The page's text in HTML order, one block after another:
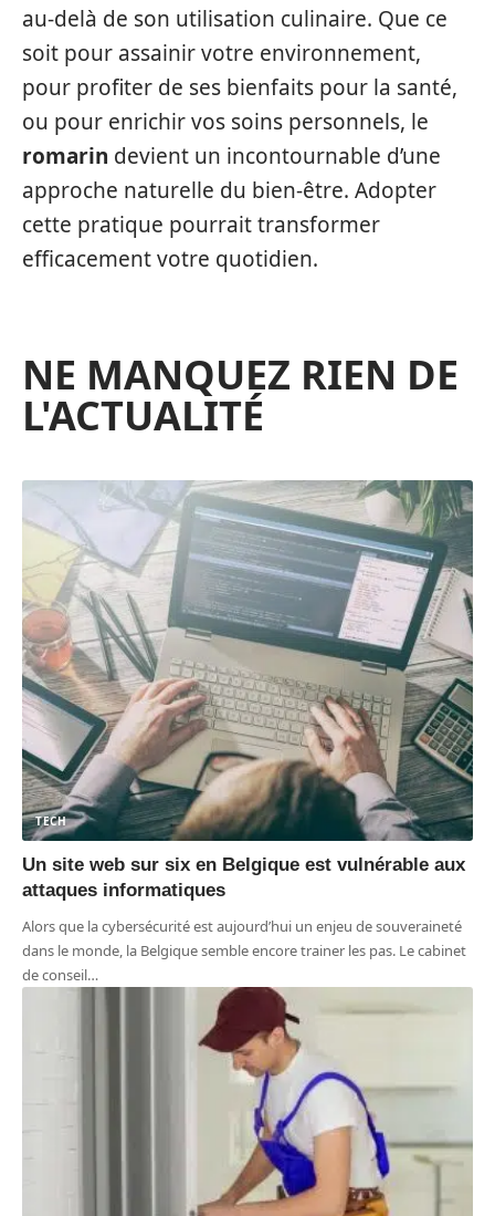
au-delà de son utilisation culinaire. Que ce
soit pour assainir votre environnement,
pour profiter de ses bienfaits pour la santé,
ou pour enrichir vos soins personnels, le
romarin devient un incontournable d’une
approche naturelle du bien-être. Adopter
cette pratique pourrait transformer
efficacement votre quotidien.
NE MANQUEZ RIEN DE
L'ACTUALITÉ
TECH
Un site web sur six en Belgique est vulnérable aux
attaques informatiques
Alors que la cybersécurité est aujourd’hui un enjeu de souveraineté
dans le monde, la Belgique semble encore trainer les pas. Le cabinet
de conseil…